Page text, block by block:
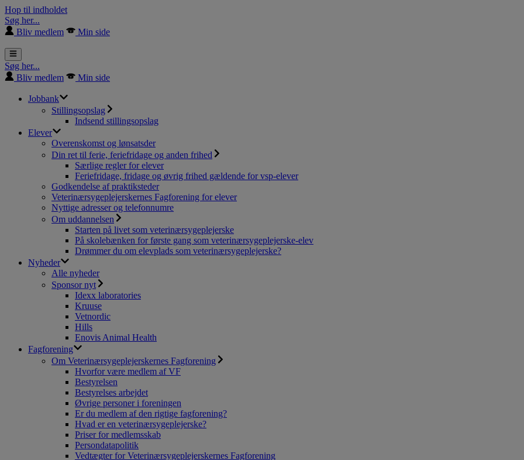
Hop til indholdet
Søg her...
Bliv medlem
Min side
Søg her...
Bliv medlem
Min side
Jobbank
Stillingsopslag
Indsend stillingsopslag
Elever
Overenskomst og lønsatsder
Din ret til ferie, feriefridage og anden frihed
Særlige regler for elever
Feriefridage, fridage og øvrig frihed gældende for vsp-elever
Godkendelse af praktiksteder
Veterinærsygeplejerskernes Fagforening for elever
Nyttige adresser og telefonnumre
Om uddannelsen
Starten på livet som veterinærsygeplejerske
På skolebænken for første gang som veterinærsygeplejerske-elev
Drømmer du om elevplads som veterinærsygeplejerske?
Nyheder
Alle nyheder
Sponsor nyt
Idexx laboratories
Kruuse
Vetnordic
Hills
Enovis Animal Health
Fagforening
Om Veterinærsygeplejerskernes Fagforening
Hvorfor være medlem af VF
Bestyrelsen
Bestyrelses arbejdet
Øvrige personer i foreningen
Er du medlem af den rigtige fagforening?
Hvad er en veterinærsygeplejerske?
Priser for medlemsskab
Persondatapolitik
Vedtægter for Veterinærsygeplejerskernes Fagforening